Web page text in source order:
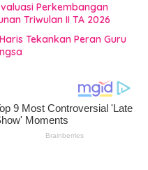
Perkembangan
Triwulan II TA 2026
Tekankan Peran Guru